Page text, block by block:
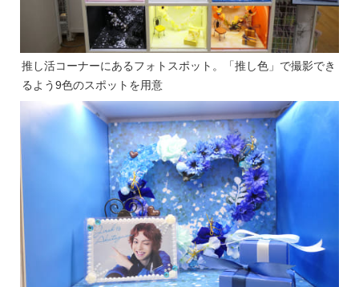
推し活コーナーにあるフォトスポット。「推し色」で撮影でき
るよう9色のスポットを用意